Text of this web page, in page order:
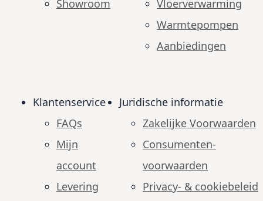
Showroom
Vloerverwarming
Warmtepompen
Aanbiedingen
Klantenservice
FAQs
Mijn
account
Levering
Juridische informatie
Zakelijke Voorwaarden
Consumenten­
voorwaarden
Privacy- & cookiebeleid